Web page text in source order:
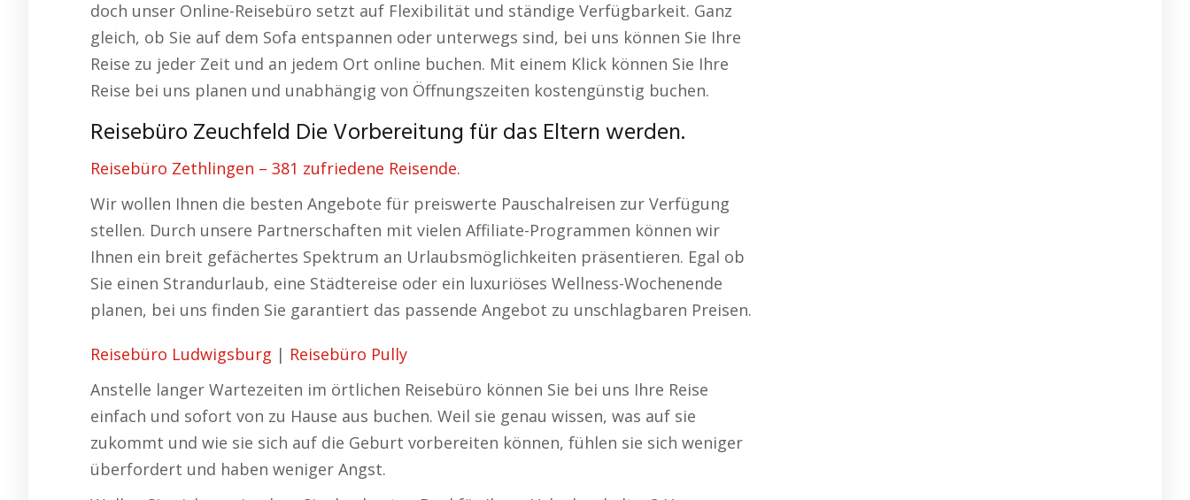
doch unser Online-Reisebüro setzt auf Flexibilität und ständige Verfügbarkeit. Ganz
gleich, ob Sie auf dem Sofa entspannen oder unterwegs sind, bei uns können Sie Ihre
Reise zu jeder Zeit und an jedem Ort online buchen. Mit einem Klick können Sie Ihre
Reise bei uns planen und unabhängig von Öffnungszeiten kostengünstig buchen.
Reisebüro Zeuchfeld Die Vorbereitung für das Eltern werden.
Reisebüro Zethlingen – 381 zufriedene Reisende.
Wir wollen Ihnen die besten Angebote für preiswerte Pauschalreisen zur Verfügung
stellen. Durch unsere Partnerschaften mit vielen Affiliate-Programmen können wir
Ihnen ein breit gefächertes Spektrum an Urlaubsmöglichkeiten präsentieren. Egal ob
Sie einen Strandurlaub, eine Städtereise oder ein luxuriöses Wellness-Wochenende
planen, bei uns finden Sie garantiert das passende Angebot zu unschlagbaren Preisen.
Reisebüro Ludwigsburg | Reisebüro Pully
Anstelle langer Wartezeiten im örtlichen Reisebüro können Sie bei uns Ihre Reise
einfach und sofort von zu Hause aus buchen. Weil sie genau wissen, was auf sie
zukommt und wie sie sich auf die Geburt vorbereiten können, fühlen sie sich weniger
überfordert und haben weniger Angst.